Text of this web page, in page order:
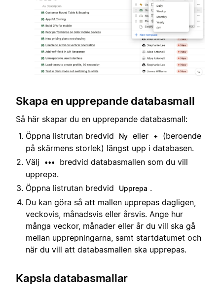
Skapa en upprepande databasmall
Så här skapar du en upprepande databasmall:
Öppna listrutan bredvid
Ny eller +
(beroende
på skärmens storlek) längst upp i databasen.
Välj
•••
bredvid databasmallen som du vill
upprepa.
Öppna listrutan bredvid
Upprepa .
Du kan göra så att mallen upprepas dagligen,
veckovis, månadsvis eller årsvis. Ange hur
många veckor, månader eller år du vill ska gå
mellan upprepningarna, samt startdatumet och
när du vill att databasmallen ska upprepas.
Kapsla databasmallar